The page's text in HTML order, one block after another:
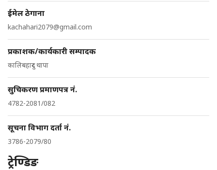
ईमेल ठेगाना
kachahari2079@gmail.com
प्रकाशक/कार्यकारी सम्पादक
कालिबहादुर थापा
सुचिकरण प्रमाणपत्र नं.
4782-2081/082
सूचना विभाग दर्ता नं.
3786-2079/80
ट्रेण्डिङ